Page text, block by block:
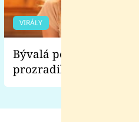
VIRÁLY
Bývalá pornoherečka
prozradila, co ji
natáčení Euforie.